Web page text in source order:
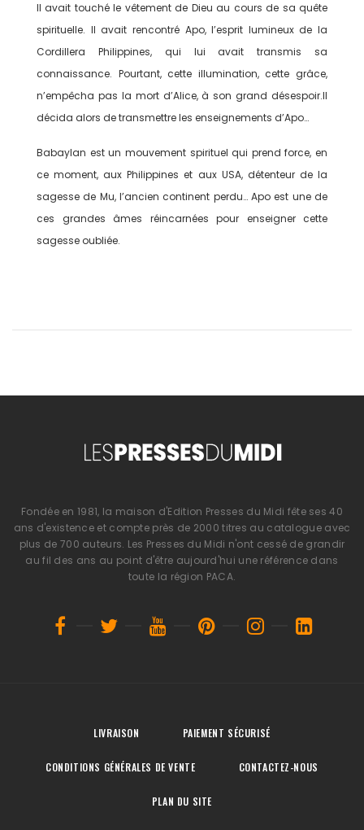
Il avait touché le vê­tement de Dieu au cours de sa quête
spirituelle. Il avait rencontré Apo, l’esprit lumineux de la
Cordillera Philippines, qui lui avait transmis sa
connaissance. Pourtant, cette illumination, cette grâce,
n’empêcha pas la mort d’Alice, à son grand désespoir.Il
décida alors de transmettre les enseignements d’Apo…
Babaylan est un mouvement spirituel qui prend force, en
ce moment, aux Philippines et aux USA, détenteur de la
sagesse de Mu, l’ancien continent perdu… Apo est une de
ces grandes âmes réincarnées pour enseigner cette
sagesse oubliée.
Fondée en 1981, la maison d'Edition Presses du Midi fête ses 40
ans d'existence et compte près de 2000 titres au catalogue avec
plus de 700 auteurs. Les Presses du Midi n'ont cessé de grandir
au fil des ans au point d'être aujourd'hui une référence dans
toute la région PACA.
LIVRAISON PAIEMENT SÉCURISÉ
CONDITIONS GÉNÉRALES DE VENTE CONTACTEZ-NOUS
PLAN DU SITE